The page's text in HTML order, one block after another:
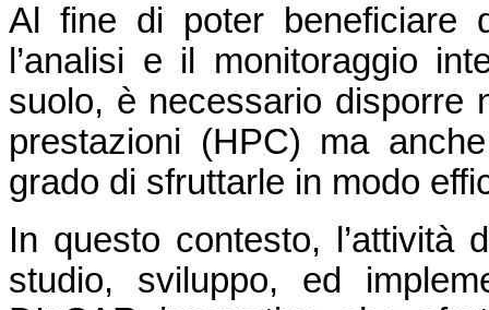
Al fine di poter beneficiare
l’analisi e il monitoraggio
suolo, è necessario disporre
prestazioni (HPC) ma
grado di sfruttarle in modo
In questo contesto, l’attività
studio, sviluppo, ed